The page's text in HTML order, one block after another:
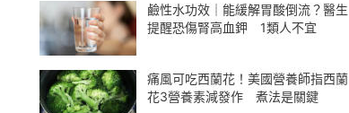
鹼性水功效｜能緩解胃酸倒流？醫生
提醒恐傷腎高血鉀 1類人不宜
痛風可吃西蘭花！美國營養師指西蘭
花3營養素減發作 煮法是關鍵